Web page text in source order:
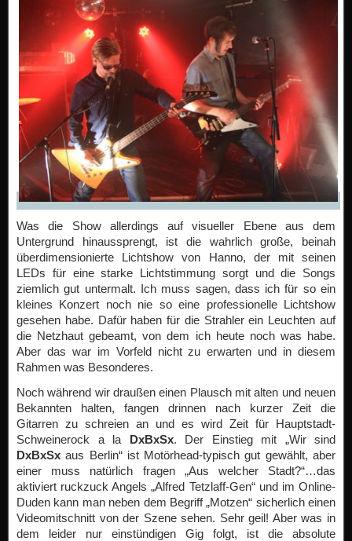
Was die Show allerdings auf visueller Ebene aus dem
Untergrund hinaussprengt, ist die wahrlich große, beinah
überdimensionierte Lichtshow von Hanno, der mit seinen
LEDs für eine starke Lichtstimmung sorgt und die Songs
ziemlich gut untermalt. Ich muss sagen, dass ich für so ein
kleines Konzert noch nie so eine professionelle Lichtshow
gesehen habe. Dafür haben für die Strahler ein Leuchten auf
die Netzhaut gebeamt, von dem ich heute noch was habe.
Aber das war im Vorfeld nicht zu erwarten und in diesem
Rahmen was Besonderes.
Noch während wir draußen einen Plausch mit alten und neuen
Bekannten halten, fangen drinnen nach kurzer Zeit die
Gitarren zu schreien an und es wird Zeit für Hauptstadt-
Schweinerock a la DxBxSx. Der Einstieg mit „Wir sind
DxBxSx aus Berlin“ ist Motörhead-typisch gut gewählt, aber
einer muss natürlich fragen „Aus welcher Stadt?“…das
aktiviert ruckzuck Angels „Alfred Tetzlaff-Gen“ und im Online-
Duden kann man neben dem Begriff „Motzen“ sicherlich einen
Videomitschnitt von der Szene sehen. Sehr geil! Aber was in
dem leider nur einstündigen Gig folgt, ist die absolute